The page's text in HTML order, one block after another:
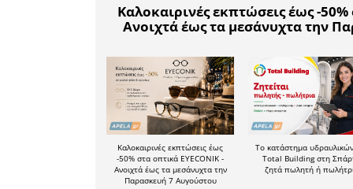
Λαούτο:
Δημήτρης